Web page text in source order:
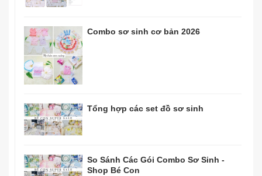
Combo sơ sinh cơ bản 2026
Tổng hợp các set đồ sơ sinh
So Sánh Các Gói Combo Sơ Sinh -
Shop Bé Con